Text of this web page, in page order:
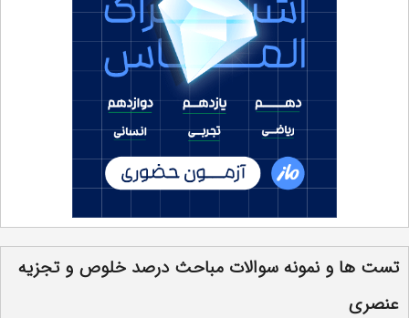
تست ها و نمونه سوالات مباحث درصد خلوص و تجزیه
عنصری